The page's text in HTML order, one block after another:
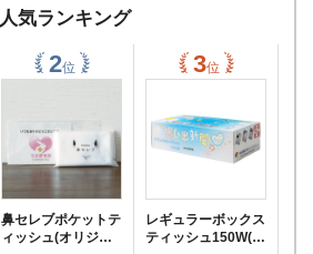
人気ランキング
位
鼻セレブポケットテ
ィッシュ(オリジナ
位
レギュラーボックス
ティッシュ150W(小